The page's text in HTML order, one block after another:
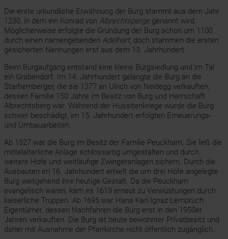
Die erste urkundliche Erwähnung der Burg stammt aus dem Jahr
1230, in dem ein Konrad von Albrechtspergegenannt wird.
Möglicherweise erfolgte die Gründung der Burg schon um 1100
durch einen namengebenden Adelhart, doch stammen die ersten
gesicherten Nennungen erst aus dem 13. Jahrhundert.
Beim Burgaufgang entstand eine kleine Burgsiedlung und im Tal
ein Grabendorf. Im 14. Jahrhundert gelangte die Burg an die
Starhemberger, die sie 1377 an Ulrich von Neidegg verkauften,
dessen Familie 150 Jahre im Besitz von Burg und Herrschaft
Albrechtsberg war. Während der Hussitenkriege wurde die Burg
schwer beschädigt, im 15. Jahrhundert erfolgten Erneuerungs-
und Umbauarbeiten.
Ab 1527 war die Burg im Besitz der Familie Peuckham. Sie ließ die
mittelalterliche Anlage schlossartig umgestalten und durch
weitere Höfe und weitläufige Zwingeranlagen sichern. Durch die
Ausbauten im 16. Jahrhundert erhielt die um drei Höfe angelegte
Burg weitgehend ihre heutige Gestalt. Da die Peuckham
evangelisch waren, kam es 1619 erneut zu Verwüstungen durch
kaiserliche Truppen. Ab 1695 war Hans Karl Ignaz Lempruch
Eigentümer, dessen Nachfahren die Burg erst in den 1950er
Jahren verkauften. Die Burg ist heute bewohnter Privatbesitz und
daher mit Ausnahme der Pfarrkirche nicht öffentlich zugänglich.